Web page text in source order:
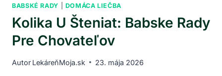
BABSKÉ RADY DOMÁCA LIEČBA
Kolika U Šteniat: Babske Rady
Pre Chovateľov
Autor LekáreňMoja.sk 23. mája 2026